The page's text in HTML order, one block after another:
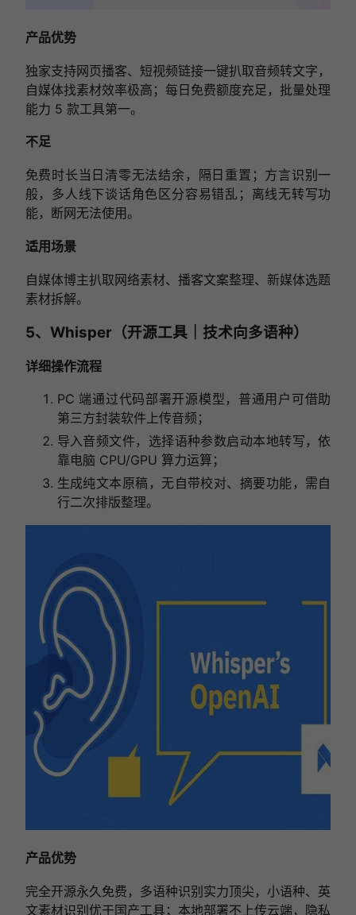
产品优势
独家支持网页播客、短视频链接一键扒取音频转文字，
自媒体找素材效率极高；每日免费额度充足，批量处理
能力 5 款工具第一。
不足
免费时长当日清零无法结余，隔日重置；方言识别一
般，多人线下谈话角色区分容易错乱；离线无转写功
能，断网无法使用。
适用场景
自媒体博主扒取网络素材、播客文案整理、新媒体选题
素材拆解。
5、Whisper（开源工具｜技术向多语种）
详细操作流程
PC 端通过代码部署开源模型，普通用户可借助
第三方封装软件上传音频；
导入音频文件，选择语种参数启动本地转写，依
靠电脑 CPU/GPU 算力运算；
生成纯文本原稿，无自带校对、摘要功能，需自
行二次排版整理。
产品优势
完全开源永久免费，多语种识别实力顶尖，小语种、英
文素材识别优于国产工具；本地部署不上传云端，隐私